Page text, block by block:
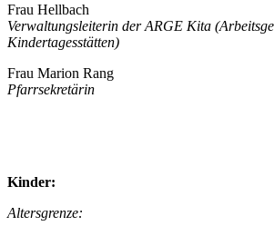
Frau Hellbach
Verwaltungsleiterin der ARGE Kita
Kindertagesstätten)
Frau Marion Rang
Pfarrsekretärin
Kinder:
Alters­grenze: